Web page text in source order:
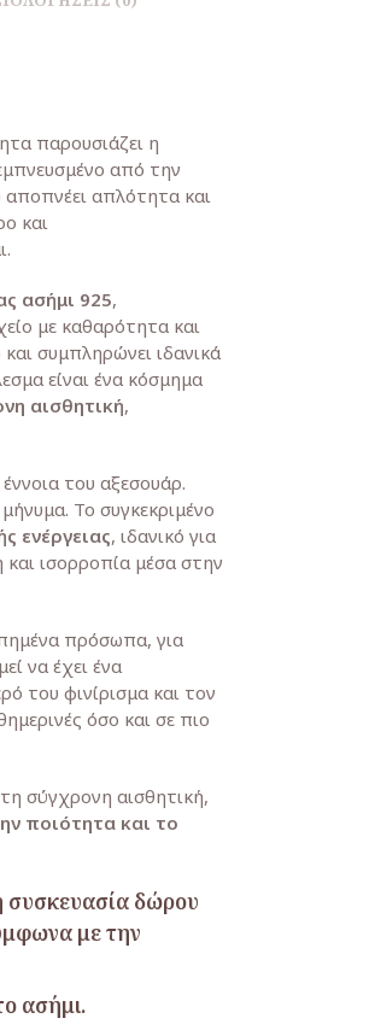
παρουσιάζει η
από την
απλότητα και
και
ασήμι 925,
με καθαρότητα και
συμπληρώνει ιδανικά
είναι ένα κόσμημα
αισθητική,
του αξεσουάρ.
Το συγκεκριμένο
ενέργειας, ιδανικό για
ισορροπία μέσα στην
πρόσωπα, για
να έχει ένα
του φινίρισμα και τον
όσο και σε πιο
σύγχρονη αισθητική,
ποιότητα και το
συσκευασία δώρου
με την
ασήμι.